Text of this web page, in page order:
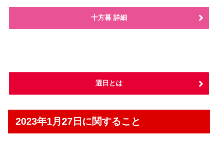
十方暮 詳細
選日とは
2023年1月27日に関すること